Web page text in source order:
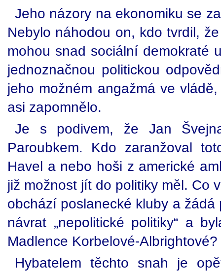
Jeho názory na ekonomiku se
Nebylo náhodou on, kdo tvrdil,
mohou snad sociální demokraté
jednoznačnou politickou
jeho možném angažmá ve
asi zapomnělo.
Je s podivem, že Jan
Paroubkem. Kdo zaranžoval
Havel a nebo hoši z americké
již možnost jít do politiky měl. Co
obchází poslanecké kluby a
návrat „nepolitické politiky“ a
Madlence Korbelové-Albrightové?
Hybatelem těchto snah je